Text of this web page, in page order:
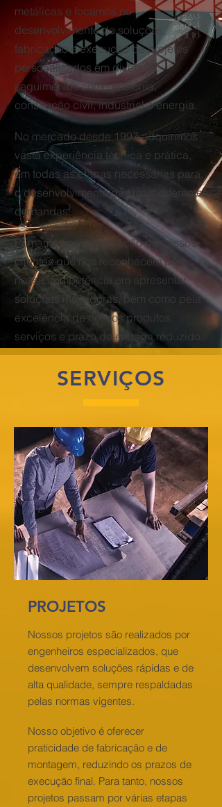
metálicas e focamos no
desenvolvimento de soluções,
fabricação e execução de projetos
personalizados em diversos
seguimentos como telefonia,
construção civil, industrial e energia.
No mercado desde 1997 adquirimos
vasta experiência técnica e prática,
em todas as etapas necessárias para
o desenvolvimento das mais diferentes
demandas.
Primamos pela satisfação de nossos
clientes que nos reconhecem pela
nossa competência em apresentar
soluções inovadoras, bem como pela
excelência de nossos produtos,
serviços e prazo de entrega reduzido.
SERVIÇOS
PROJETOS
Nossos projetos são realizados por
engenheiros especializados, que
desenvolvem soluções rápidas e de
alta qualidade, sempre respaldadas
pelas normas vigentes.
Nosso objetivo é oferecer
praticidade de fabricação e de
montagem, reduzindo os prazos de
execução final. Para tanto, nossos
projetos passam por várias etapas